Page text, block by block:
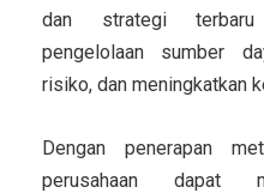
dan strategi terbaru
pengelolaan sumber
risiko, dan meningkatkan
Dengan penerapan
perusahaan dapat